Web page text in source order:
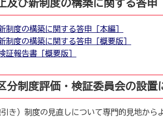
及び新制度の構築に関する答申
度の構築に関する答申［本編］
度の構築に関する答申［概要版］
証報告書［概要版］
制度評価・検証委員会の設置
き）制度の見直しについて専門的見地か